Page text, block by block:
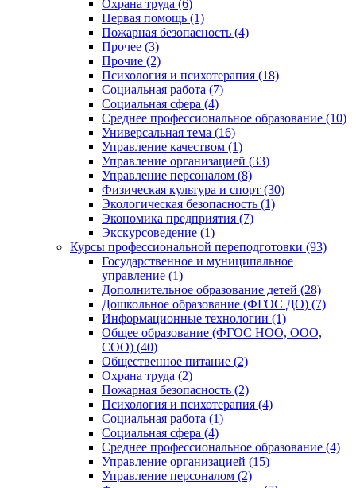
Охрана труда (6)
Первая помощь (1)
Пожарная безопасность (4)
Прочее (3)
Прочие (2)
Психология и психотерапия (18)
Социальная работа (7)
Социальная сфера (4)
Среднее профессиональное образование (10)
Универсальная тема (16)
Управление качеством (1)
Управление организацией (33)
Управление персоналом (8)
Физическая культура и спорт (30)
Экологическая безопасность (1)
Экономика предприятия (7)
Экскурсоведение (1)
Курсы профессиональной переподготовки (93)
Государственное и муниципальное
управление (1)
Дополнительное образование детей (28)
Дошкольное образование (ФГОС ДО) (7)
Информационные технологии (1)
Общее образование (ФГОС НОО, ООО,
СОО) (40)
Общественное питание (2)
Охрана труда (2)
Пожарная безопасность (2)
Психология и психотерапия (4)
Социальная работа (1)
Социальная сфера (4)
Среднее профессиональное образование (4)
Управление организацией (15)
Управление персоналом (2)